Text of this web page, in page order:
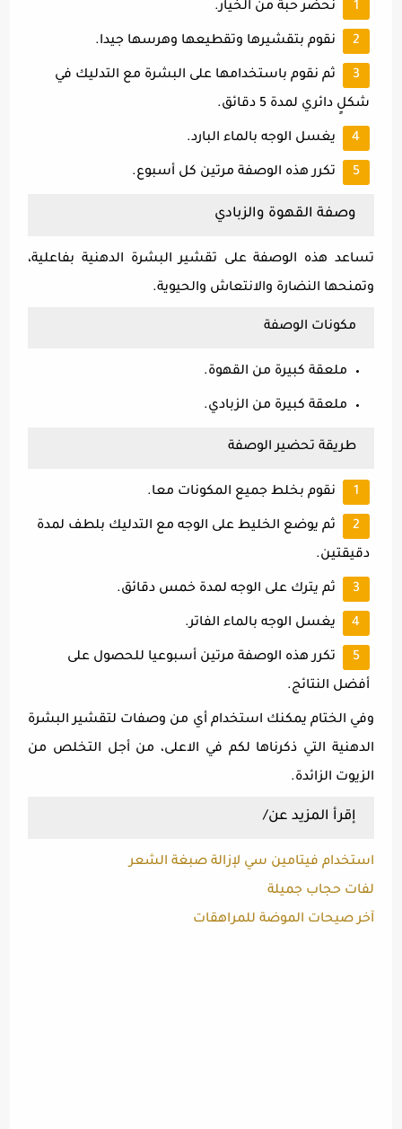
نحضر حبة من الخيار.
نقوم بتقشيرها وتقطيعها وهرسها جيدا.
ثم نقوم باستخدامها على البشرة مع التدليك في
شكلٍ دائري لمدة 5 دقائق.
يغسل الوجه بالماء البارد.
تكرر هذه الوصفة مرتين كل أسبوع.
وصفة القهوة والزبادي
تساعد هذه الوصفة على تقشير البشرة الدهنية بفاعلية،
وتمنحها النضارة والانتعاش والحيوية.
مكونات الوصفة
ملعقة كبيرة من القهوة.
ملعقة كبيرة من الزبادي.
طريقة تحضير الوصفة
نقوم بخلط جميع المكونات معا.
ثم يوضع الخليط على الوجه مع التدليك بلطف لمدة
دقيقتين.
ثم يترك على الوجه لمدة خمس دقائق.
يغسل الوجه بالماء الفاتر.
تكرر هذه الوصفة مرتين أسبوعيا للحصول على
أفضل النتائج.
وفي الختام يمكنك استخدام أي من وصفات لتقشير البشرة
الدهنية التي ذكرناها لكم في الاعلى، من أجل التخلص من
الزيوت الزائدة.
إقرأ المزيد عن/
استخدام فيتامين سي لإزالة صبغة الشعر
لفات حجاب جميلة
آخر صيحات الموضة للمراهقات